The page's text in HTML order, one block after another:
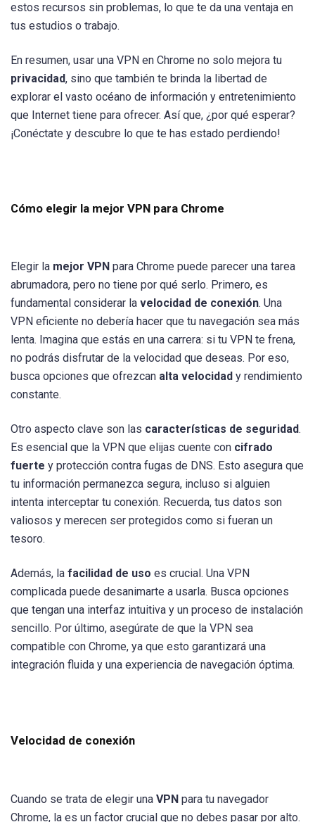
estos recursos sin problemas, lo que te da una ventaja en
tus estudios o trabajo.
En resumen, usar una VPN en Chrome no solo mejora tu
privacidad, sino que también te brinda la libertad de
explorar el vasto océano de información y entretenimiento
que Internet tiene para ofrecer. Así que, ¿por qué esperar?
¡Conéctate y descubre lo que te has estado perdiendo!
Cómo elegir la mejor VPN para Chrome
Elegir la mejor VPN para Chrome puede parecer una tarea
abrumadora, pero no tiene por qué serlo. Primero, es
fundamental considerar la velocidad de conexión. Una
VPN eficiente no debería hacer que tu navegación sea más
lenta. Imagina que estás en una carrera: si tu VPN te frena,
no podrás disfrutar de la velocidad que deseas. Por eso,
busca opciones que ofrezcan alta velocidad y rendimiento
constante.
Otro aspecto clave son las características de seguridad.
Es esencial que la VPN que elijas cuente con cifrado
fuerte y protección contra fugas de DNS. Esto asegura que
tu información permanezca segura, incluso si alguien
intenta interceptar tu conexión. Recuerda, tus datos son
valiosos y merecen ser protegidos como si fueran un
tesoro.
Además, la facilidad de uso es crucial. Una VPN
complicada puede desanimarte a usarla. Busca opciones
que tengan una interfaz intuitiva y un proceso de instalación
sencillo. Por último, asegúrate de que la VPN sea
compatible con Chrome, ya que esto garantizará una
integración fluida y una experiencia de navegación óptima.
Velocidad de conexión
Cuando se trata de elegir una VPN para tu navegador
Chrome, la es un factor crucial que no debes pasar por alto.